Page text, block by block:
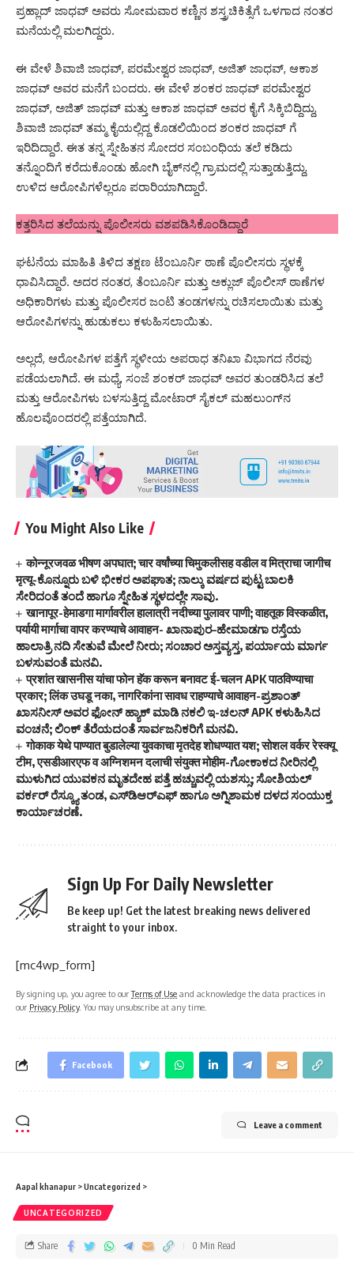
ಪ್ರಹ್ಲಾದ್ ಜಾಧವ್ ಅವರು ಸೋಮವಾರ ಕಣ್ಣಿನ ಶಸ್ತ್ರಚಿಕಿತ್ಸೆಗೆ ಒಳಗಾದ ನಂತರ
ಮನೆಯಲ್ಲಿ ಮಲಗಿದ್ದರು.
ಈ ವೇಳೆ ಶಿವಾಜಿ ಜಾಧವ್, ಪರಮೇಶ್ವರ ಜಾಧವ್, ಅಜಿತ್ ಜಾಧವ್, ಆಕಾಶ
ಜಾಧವ್ ಅವರ ಮನೆಗೆ ಬಂದರು. ಈ ವೇಳೆ ಶಂಕರ ಜಾಧವ್ ಪರಮೇಶ್ವರ
ಜಾಧವ್, ಅಜಿತ್ ಜಾಧವ್ ಮತ್ತು ಆಕಾಶ ಜಾಧವ್ ಅವರ ಕೈಗೆ ಸಿಕ್ಕಿಬಿದ್ದಿದ್ದು,
ಶಿವಾಜಿ ಜಾಧವ್ ತಮ್ಮ ಕೈಯಲ್ಲಿದ್ದ ಕೊಡಲಿಯಿಂದ ಶಂಕರ ಜಾಧವ್ ಗೆ
ಇರಿದಿದ್ದಾರೆ. ಈತ ತನ್ನ ಸ್ನೇಹಿತನ ಸೋದರ ಸಂಬಂಧಿಯ ತಲೆ ಕಡಿದು
ತನ್ನೊಂದಿಗೆ ಕರೆದುಕೊಂಡು ಹೋಗಿ ಬೈಕ್‌ನಲ್ಲಿ ಗ್ರಾಮದಲ್ಲಿ ಸುತ್ತಾಡುತ್ತಿದ್ದು,
ಉಳಿದ ಆರೋಪಿಗಳೆಲ್ಲರೂ ಪರಾರಿಯಾಗಿದ್ದಾರೆ.
ಕತ್ತರಿಸಿದ ತಲೆಯನ್ನು ಪೊಲೀಸರು ವಶಪಡಿಸಿಕೊಂಡಿದ್ದಾರೆ
ಘಟನೆಯ ಮಾಹಿತಿ ತಿಳಿದ ತಕ್ಷಣ ಟೆಂಬೂರ್ನಿ ಠಾಣೆ ಪೊಲೀಸರು ಸ್ಥಳಕ್ಕೆ
ಧಾವಿಸಿದ್ದಾರೆ. ಅದರ ನಂತರ, ತೆಂಬೂರ್ನಿ ಮತ್ತು ಅಕ್ಲುಜ್ ಪೊಲೀಸ್ ಠಾಣೆಗಳ
ಅಧಿಕಾರಿಗಳು ಮತ್ತು ಪೊಲೀಸರ ಜಂಟಿ ತಂಡಗಳನ್ನು ರಚಿಸಲಾಯಿತು ಮತ್ತು
ಆರೋಪಿಗಳನ್ನು ಹುಡುಕಲು ಕಳುಹಿಸಲಾಯಿತು.
ಅಲ್ಲದೆ, ಆರೋಪಿಗಳ ಪತ್ತೆಗೆ ಸ್ಥಳೀಯ ಅಪರಾಧ ತನಿಖಾ ವಿಭಾಗದ ನೆರವು
ಪಡೆಯಲಾಗಿದೆ. ಈ ಮಧ್ಯೆ, ಸಂಜೆ ಶಂಕರ್ ಜಾಧವ್ ಅವರ ತುಂಡರಿಸಿದ ತಲೆ
ಮತ್ತು ಆರೋಪಿಗಳು ಬಳಸುತ್ತಿದ್ದ ಮೋಟಾರ್ ಸೈಕಲ್ ಮಹಲುಂಗ್‌ನ
ಹೊಲವೊಂದರಲ್ಲಿ ಪತ್ತೆಯಾಗಿದೆ.
You Might Also Like
कोन्नूरजवळ भीषण अपघात; चार वर्षांच्या चिमुकलीसह वडील व मित्राचा जागीच
मृत्यू-ಕೊನ್ನೂರು ಬಳಿ ಭೀಕರ ಅಪಘಾತ; ನಾಲ್ಕು ವರ್ಷದ ಪುಟ್ಟ ಬಾಲಕಿ
ಸೇರಿದಂತೆ ತಂದೆ ಹಾಗೂ ಸ್ನೇಹಿತ ಸ್ಥಳದಲ್ಲೇ ಸಾವು.
खानापूर-हेमाडगा मार्गावरील हालात्री नदीच्या पुलावर पाणी; वाहतूक विस्कळीत,
पर्यायी मार्गाचा वापर करण्याचे आवाहन- ಖಾನಾಪುರ–ಹೇಮಾಡಗಾ ರಸ್ತೆಯ
ಹಾಲಾತ್ರಿ ನದಿ ಸೇತುವೆ ಮೇಲೆ ನೀರು; ಸಂಚಾರ ಅಸ್ತವ್ಯಸ್ತ, ಪರ್ಯಾಯ ಮಾರ್ಗ
ಬಳಸುವಂತೆ ಮನವಿ.
प्रशांत खासनीस यांचा फोन हॅक करून बनावट ई-चलन APK पाठविण्याचा
प्रकार; लिंक उघडू नका, नागरिकांना सावध राहण्याचे आवाहन-ಪ್ರಶಾಂತ್
ಖಾಸನೀಸ್ ಅವರ ಫೋನ್ ಹ್ಯಾಕ್ ಮಾಡಿ ನಕಲಿ ಇ-ಚಲನ್ APK ಕಳುಹಿಸಿದ
ವಂಚನೆ; ಲಿಂಕ್ ತೆರೆಯದಂತೆ ಸಾರ್ವಜನಿಕರಿಗೆ ಮನವಿ.
गोकाक येथे पाण्यात बुडालेल्या युवकाचा मृतदेह शोधण्यात यश; सोशल वर्कर रेस्क्यू
टीम, एसडीआरएफ व अग्निशमन दलाची संयुक्त मोहीम-ಗೋಕಾಕದ ನೀರಿನಲ್ಲಿ
ಮುಳುಗಿದ ಯುವಕನ ಮೃತದೇಹ ಪತ್ತೆ ಹಚ್ಚುವಲ್ಲಿ ಯಶಸ್ಸು; ಸೋಶಿಯಲ್
ವರ್ಕರ್ ರೆಸ್ಕ್ಯೂ ತಂಡ, ಎಸ್‌ಡಿಆರ್‌ಎಫ್ ಹಾಗೂ ಅಗ್ನಿಶಾಮಕ ದಳದ ಸಂಯುಕ್ತ
ಕಾರ್ಯಾಚರಣೆ.
Sign Up For Daily Newsletter
Be keep up! Get the latest breaking news delivered
straight to your inbox.
[mc4wp_form]
By signing up, you agree to ourTerms of Use and acknowledge the data practices in
our Privacy Policy. You may unsubscribe at any time.
Facebook
Leave a comment
Aapal khanapur >Uncategorized >
UNCATEGORIZED
Share 0 Min Read